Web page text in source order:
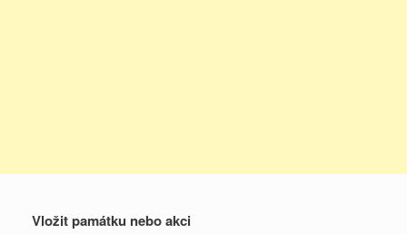
Vložit památku nebo akci